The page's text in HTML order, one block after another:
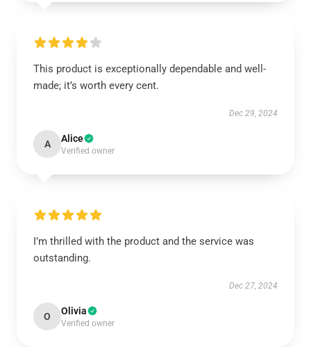
This product is exceptionally dependable and well-
made; it’s worth every cent.
Dec 29, 2024
A Alice
Verified owner
I’m thrilled with the product and the service was
outstanding.
Dec 27, 2024
O Olivia
Verified owner